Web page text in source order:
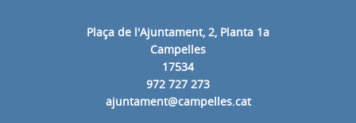
Plaça de l'Ajuntament, 2, Planta 1a
Campelles
17534
972 727 273
ajuntament@campelles.cat